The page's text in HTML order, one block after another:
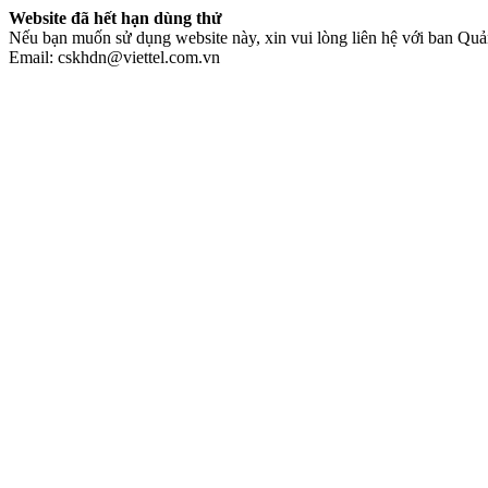
Website đã hết hạn dùng thử
Nếu bạn muốn sử dụng website này, xin vui lòng liên hệ với ban
Email: cskhdn@viettel.com.vn